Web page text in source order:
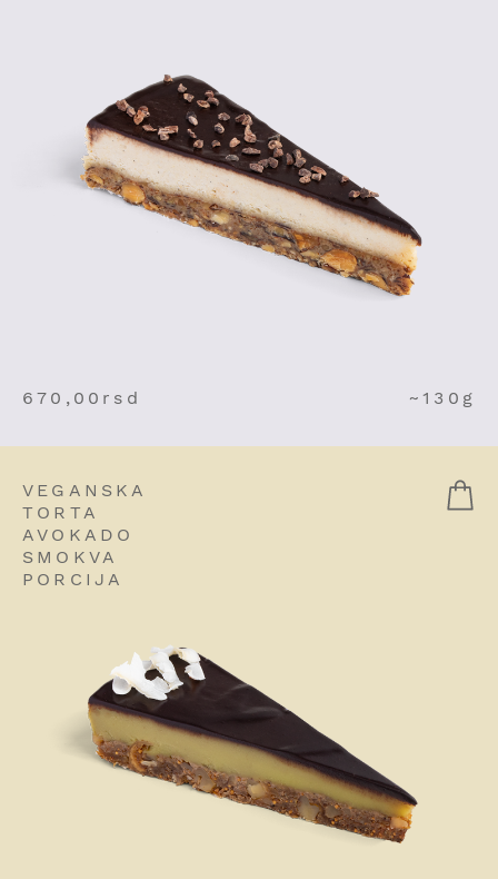
670,00 rsd ~130g
VEGANSKA
TORTA
AVOKADO
SMOKVA
PORCIJA